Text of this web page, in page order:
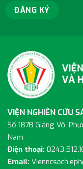
VIỆN NGHIÊN CỨU
Số 187B Giảng Võ,
Nam
Điện thoại:
Email: